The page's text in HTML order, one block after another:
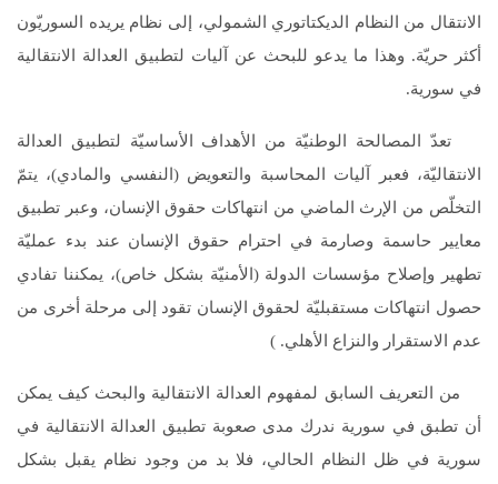
الانتقال من النظام الديكتاتوري الشمولي، إلى نظام يريده السوريّون
أكثر حريّة. وهذا ما يدعو للبحث عن آليات لتطبيق العدالة الانتقالية
في سورية.
تعدّ المصالحة الوطنيّة من الأهداف الأساسيّة لتطبيق العدالة
الانتقاليّة، فعبر آليات المحاسبة والتعويض (النفسي والمادي)، يتمّ
التخلّص من الإرث الماضي من انتهاكات حقوق الإنسان، وعبر تطبيق
معايير حاسمة وصارمة في احترام حقوق الإنسان عند بدء عمليّة
تطهير وإصلاح مؤسسات الدولة (الأمنيّة بشكل خاص)، يمكننا تفادي
حصول انتهاكات مستقبليّة لحقوق الإنسان تقود إلى مرحلة أخرى من
عدم الاستقرار والنزاع الأهلي. )
من التعريف السابق لمفهوم العدالة الانتقالية والبحث كيف يمكن
أن تطبق في سورية ندرك مدى صعوبة تطبيق العدالة الانتقالية في
سورية في ظل النظام الحالي، فلا بد من وجود نظام يقبل بشكل